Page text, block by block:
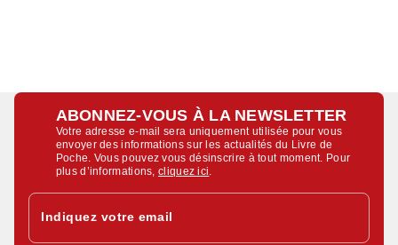
ABONNEZ-VOUS À LA NEWSLETTER
Votre adresse e-mail sera uniquement utilisée pour vous
envoyer des informations sur les actualités du Livre de
Poche. Vous pouvez vous désinscrire à tout moment. Pour
plus d’informations,cliquez ici.
Indiquez votre email